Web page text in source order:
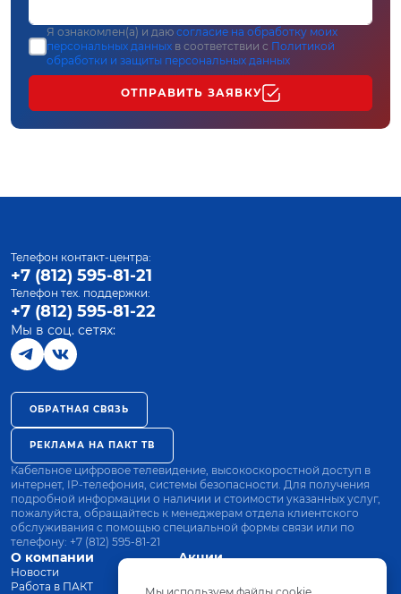
Я ознакомлен(а) и даю согласие на обработку моих
персональных данных в соответствии с Политикой
обработки и защиты персональных данных
ОТПРАВИТЬ ЗАЯВКУ
О компании
Новости
Работа в ПАКТ
Акции
Оплата
Телефон контакт-центра:
+7 (812) 595-81-21
Телефон тех. поддержки:
+7 (812) 595-81-22
Мы в соц. сетях:
ОБРАТНАЯ СВЯЗЬ
РЕКЛАМА НА ПАКТ ТВ
Кабельное цифровое телевидение, высокоскоростной доступ в
интернет, IP-телефония, системы безопасности. Для получения
подробной информации о наличии и стоимости указанных услуг,
пожалуйста, обращайтесь к менеджерам отдела клиентского
обслуживания с помощью специальной формы связи или по
телефону: +7 (812) 595-81-21